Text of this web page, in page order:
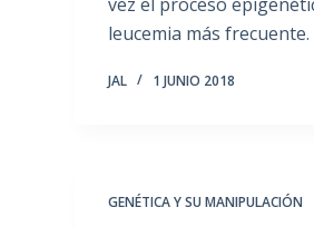
vez el proceso
leucemia más frecuente.
JAL 1 JUNIO 2018
GENÉTICA Y SU MANIPULACIÓN